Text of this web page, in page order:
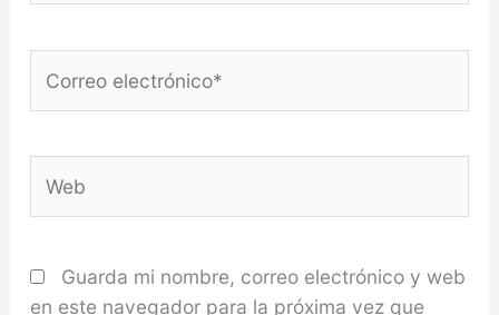
electrónico*
Guarda mi nombre, correo electrónico y web
en este navegador para la próxima vez que